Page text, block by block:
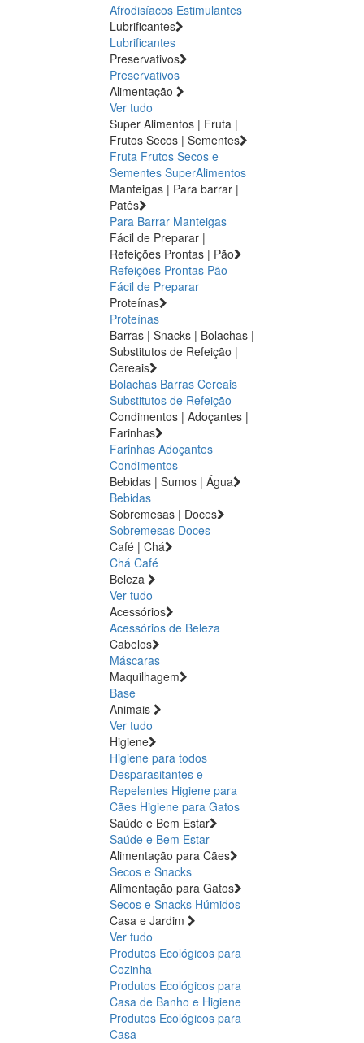
Afrodisíacos Estimulantes
Lubrificantes
Lubrificantes
Preservativos
Preservativos
Alimentação
Ver tudo
Super Alimentos | Fruta |
Frutos Secos | Sementes
Fruta Frutos Secos e
Sementes SuperAlimentos
Manteigas | Para barrar |
Patês
Para Barrar Manteigas
Fácil de Preparar |
Refeições Prontas | Pão
Refeições Prontas Pão
Fácil de Preparar
Proteínas
Proteínas
Barras | Snacks | Bolachas |
Substitutos de Refeição |
Cereais
Bolachas Barras Cereais
Substitutos de Refeição
Condimentos | Adoçantes |
Farinhas
Farinhas Adoçantes
Condimentos
Bebidas | Sumos | Água
Bebidas
Sobremesas | Doces
Sobremesas Doces
Café | Chá
Chá Café
Beleza
Ver tudo
Acessórios
Acessórios de Beleza
Cabelos
Máscaras
Maquilhagem
Base
Animais
Ver tudo
Higiene
Higiene para todos
Desparasitantes e
Repelentes Higiene para
Cães Higiene para Gatos
Saúde e Bem Estar
Saúde e Bem Estar
Alimentação para Cães
Secos e Snacks
Alimentação para Gatos
Secos e Snacks Húmidos
Casa e Jardim
Ver tudo
Produtos Ecológicos para
Cozinha
Produtos Ecológicos para
Casa de Banho e Higiene
Produtos Ecológicos para
Casa